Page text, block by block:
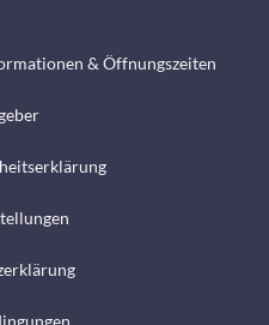
& Öffnungszeiten